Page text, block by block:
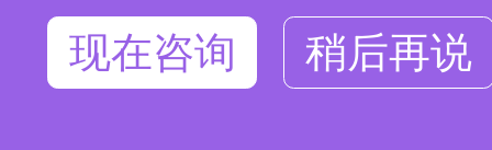
现在咨询 稍后再说